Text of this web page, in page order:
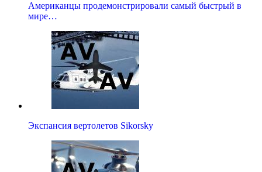
Американцы продемонстрировали самый быстрый в
мире…
Экспансия вертолетов Sikorsky